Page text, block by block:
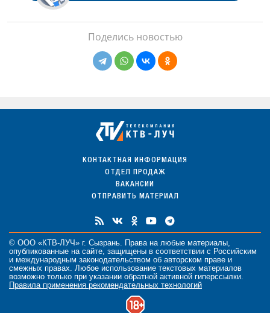
Поделись новостью
КОНТАКТНАЯ ИНФОРМАЦИЯ
ОТДЕЛ ПРОДАЖ
ВАКАНСИИ
ОТПРАВИТЬ МАТЕРИАЛ
© ООО «КТВ-ЛУЧ» г. Сызрань. Права на любые материалы
опубликованные на сайте, защищены в соответствии с Российским
и международным законодательством об авторском праве и
смежных правах. Любое использование текстовых материалов
возможно только при указании обратной активной гиперссылки.
Правила применения рекомендательных технологий